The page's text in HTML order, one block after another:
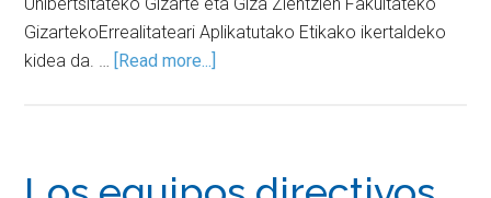
GizartekoErrealitateari Aplikatutako Etikako ikertaldeko
kidea da. … [Read more...]